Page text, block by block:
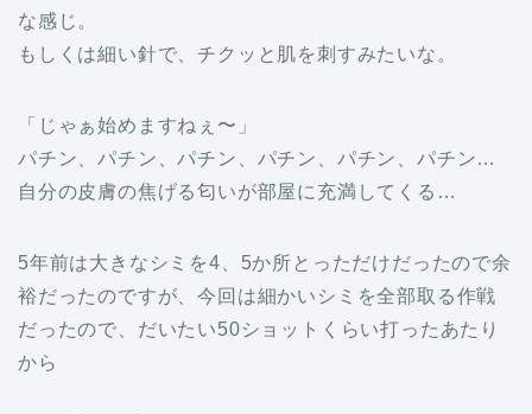
な感じ。
もしくは細い針で、チクッと肌を刺すみたいな。
「じゃぁ始めますねぇ〜」
パチン、パチン、パチン、パチン、パチン、パチン…
自分の皮膚の焦げる匂いが部屋に充満してくる…
5年前は大きなシミを4、5か所とっただけだったので余
裕だったのですが、今回は細かいシミを全部取る作戦
だったので、だいたい50ショットくらい打ったあたり
から